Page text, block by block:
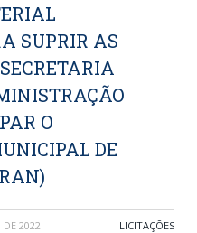
SUPRIR AS
O
DE
DE 2022 LICITAÇÕES